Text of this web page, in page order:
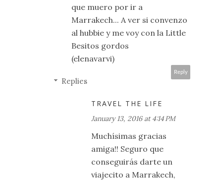
que muero por ir a
Marrakech... A ver si convenzo
al hubbie y me voy con la Little
Besitos gordos
(elenavarvi)
Reply
Replies
TRAVEL THE LIFE
January 13, 2016 at 4:14 PM
Muchísimas gracias
amiga!! Seguro que
conseguirás darte un
viajecito a Marrakech,